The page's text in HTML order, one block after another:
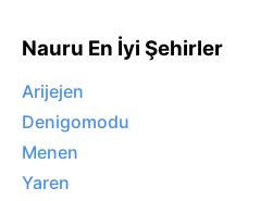
Nauru En İyi Şehirler
Arijejen
Denigomodu
Menen
Yaren